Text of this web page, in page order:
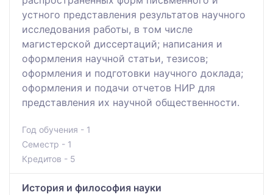
устного представления результатов научного
исследования работы, в том числе
магистерской диссертаций; написания и
оформления научной статьи, тезисов;
оформления и подготовки научного доклада;
оформления и подачи отчетов НИР для
представления их научной общественности.
Год обучения - 1
Семестр - 1
Кредитов - 5
История и философия науки